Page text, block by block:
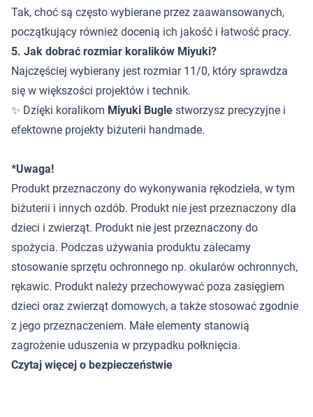
Tak, choć są często wybierane przez zaawansowanych,
początkujący również docenią ich jakość i łatwość pracy.
5. Jak dobrać rozmiar koralików Miyuki?
Najczęściej wybierany jest rozmiar 11/0, który sprawdza
się w większości projektów i technik.
✨ Dzięki koralikom Miyuki Bugle stworzysz precyzyjne i
efektowne projekty biżuterii handmade.
*Uwaga!
Produkt przeznaczony do wykonywania rękodzieła, w tym
biżuterii i innych ozdób. Produkt nie jest przeznaczony dla
dzieci i zwierząt. Produkt nie jest przeznaczony do
spożycia. Podczas używania produktu zalecamy
stosowanie sprzętu ochronnego np. okularów ochronnych,
rękawic. Produkt należy przechowywać poza zasięgiem
dzieci oraz zwierząt domowych, a także stosować zgodnie
z jego przeznaczeniem. Małe elementy stanowią
zagrożenie uduszenia w przypadku połknięcia.
Czytaj więcej o bezpieczeństwie